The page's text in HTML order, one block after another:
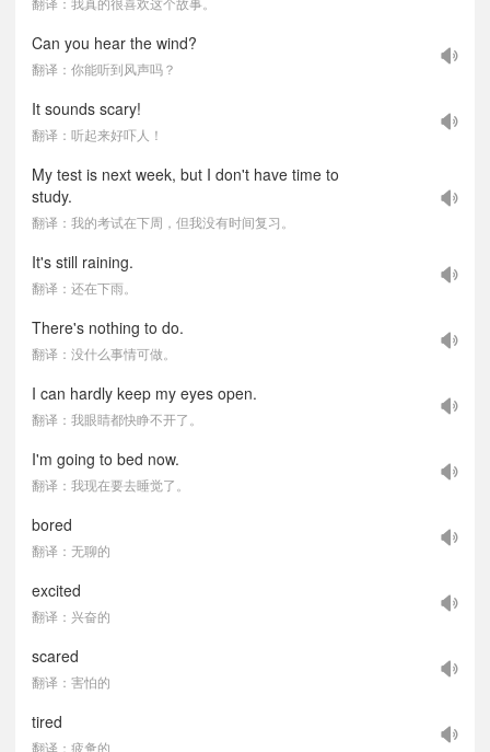
Can you hear the wind?
翻译：你能听到风声吗？
It sounds scary!
翻译：听起来好吓人！
My test is next week, but I don't have time to
study.
翻译：我的考试在下周，但我没有时间复习。
It's still raining.
翻译：还在下雨。
There's nothing to do.
翻译：没什么事情可做。
I can hardly keep my eyes open.
翻译：我眼睛都快睁不开了。
I'm going to bed now.
翻译：我现在要去睡觉了。
bored
翻译：无聊的
excited
翻译：兴奋的
scared
翻译：害怕的
tired
翻译：疲惫的